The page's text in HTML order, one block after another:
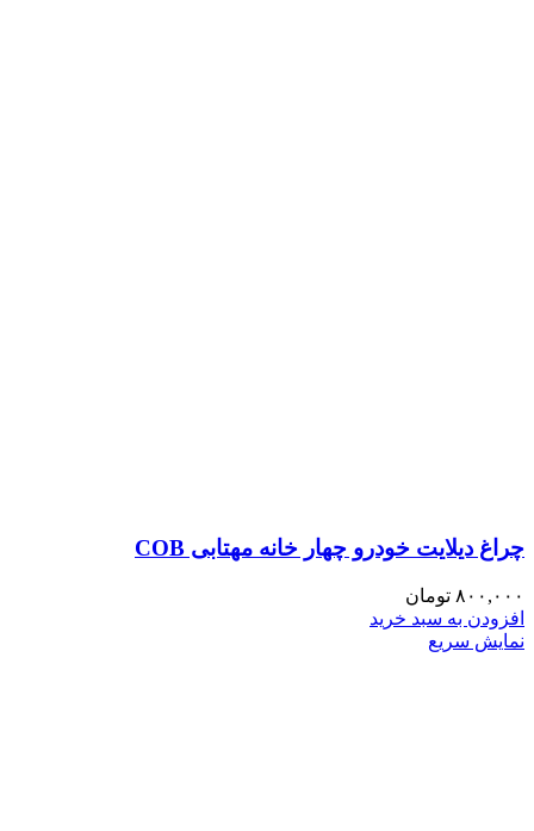
چراغ دیلایت خودرو چهار خانه مهتابی COB
۸۰۰,۰۰۰ تومان
افزودن به سبد خرید
نمایش سریع